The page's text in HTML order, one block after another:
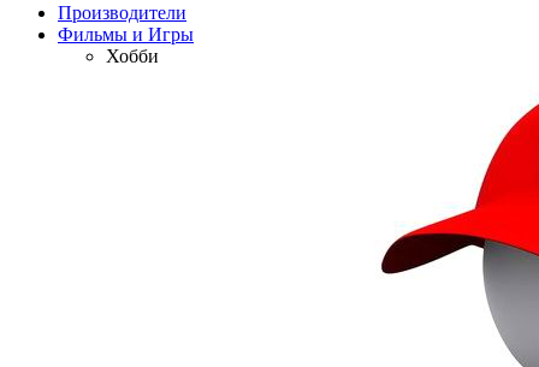
Производители
Фильмы и Игры
Хобби